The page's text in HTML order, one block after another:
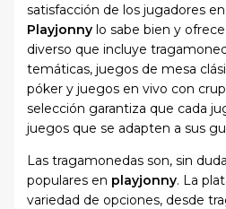
satisfacción de los jugadores
Playjonnylo sabe bien y
diverso que incluye
temáticas, juegos de mesa
póker y juegos en vivo con
selección garantiza que cada
juegos que se adapten a sus
Las tragamonedas son, sin
populares en playjonny. La
variedad de opciones, desde